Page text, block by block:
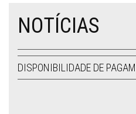
NOTÍCIAS
DISPONIBILIDADE DE